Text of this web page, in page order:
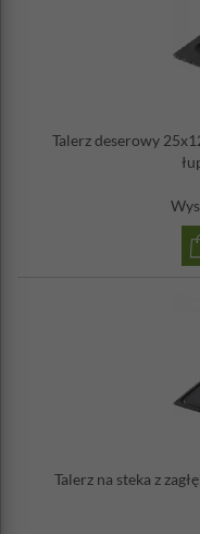
Talerz deserowy
Talerz na steka z